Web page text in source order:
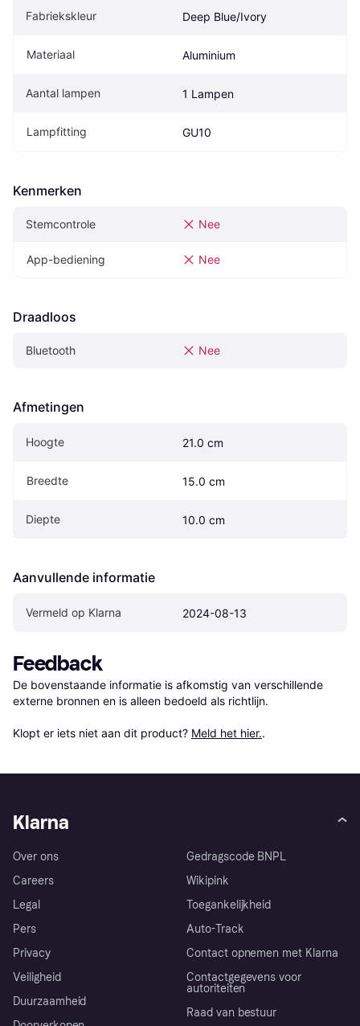
Fabriekskleur Deep Blue/Ivory
Materiaal Aluminium
Aantal lampen 1 Lampen
Lampfitting GU10
Kenmerken
Stemcontrole Nee
App-bediening Nee
Draadloos
Bluetooth Nee
Afmetingen
Hoogte 21.0 cm
Breedte 15.0 cm
Diepte 10.0 cm
Aanvullende informatie
Vermeld op Klarna 2024-08-13
Feedback
De bovenstaande informatie is afkomstig van verschillende
externe bronnen en is alleen bedoeld als richtlijn.
Klopt er iets niet aan dit product? Meld het hier..
Klarna
Over ons
Careers
Legal
Pers
Privacy
Veiligheid
Duurzaamheid
Gedragscode BNPL
Wikipink
Toegankelijkheid
Auto-Track
Contact opnemen met Klarna
Contactgegevens voor
autoriteiten
Raad van bestuur